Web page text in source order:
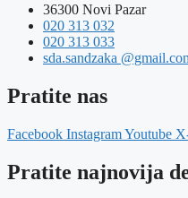
36300 Novi Pazar
020 313 032
020 313 033
sda.sandzaka
Pratite nas
Facebook InstagramYoutube
Pratite najnovija